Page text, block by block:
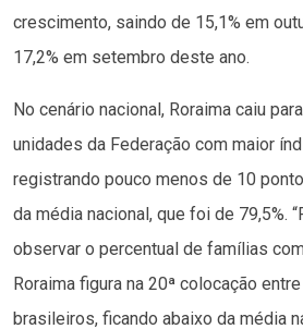
crescimento, saindo de 15,1% em
17,2% em setembro deste ano.
No cenário nacional, Roraima caiu
unidades da Federação com maior
registrando pouco menos de 10
da média nacional, que foi de 79,5%.
observar o percentual de famílias
Roraima figura na 20ª colocação
brasileiros, ficando abaixo da média